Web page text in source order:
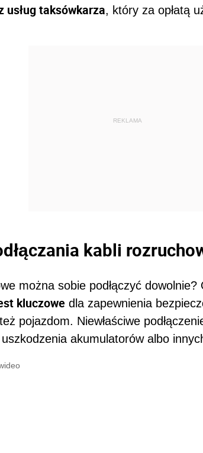
usług taksówkarza, który za opłatą
REKLAMA
kabli
można sobie podłączyć dowolnie?
kluczowe dla zapewnienia
pojazdom. Niewłaściwe
akumulatorów albo